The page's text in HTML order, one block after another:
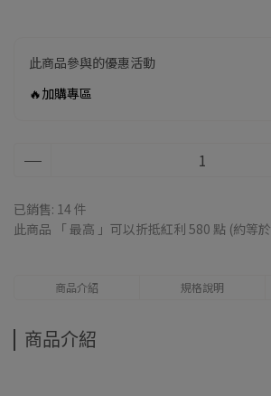
此商品參與的優惠活動
🔥加購專區
已銷售: 14 件
此商品 「 最高 」可以折抵紅利 580 點 (約等於
商品介紹 規格說明
商品介紹